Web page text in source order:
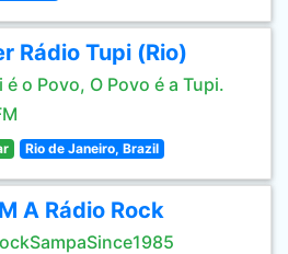
Rádio Tupi (Rio)
é o Povo, O Povo é a Tupi.
Rio de Janeiro, Brazil
A Rádio Rock